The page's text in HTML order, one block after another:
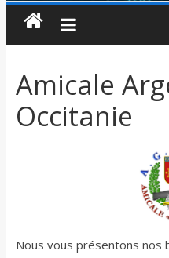
Amicale
Occitanie
Nous vous présentons nos